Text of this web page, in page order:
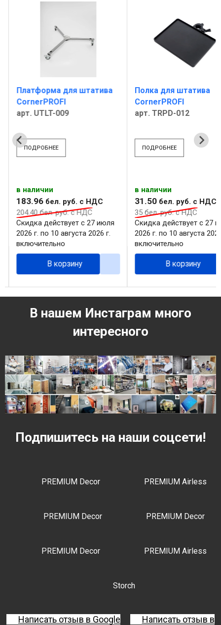
Платформа для штатива
CornerPROFI
арт. UTLT-009
ПОДРОБНЕЕ
в наличии
183.96 бел. руб. с НДС
204.40бел. руб. с НДС
Скидка действует с 27 июля
2026 г. по 10 августа 2026 г.
включительно
В корзину
Полка для штатива
CornerPROFI
арт. TRPD-012
ПОДРОБНЕЕ
в наличии
31 .50 бел. руб. с НДС
35 бел. руб. с НДС
Скидка действует с 27
2026 г. по 10 августа
включительно
В корзину
В нашем Инстаграм много
интересного
Подпишитесь на наши соцсети!
PREMIUM Decor PREMIUM Airless
PREMIUM Decor PREMIUM Decor
PREMIUM Decor PREMIUM Airless
Storch
Написать отзыв в Google
Написать отзыв в